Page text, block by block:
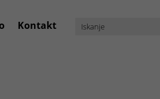
Kontakt